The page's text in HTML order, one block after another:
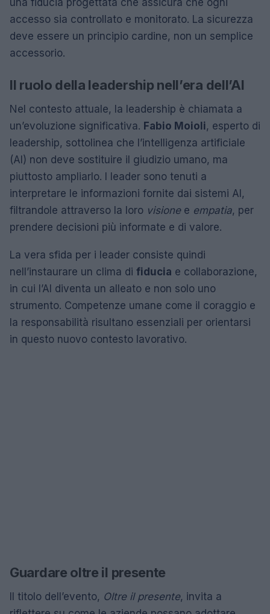
accesso sia controllato e monitorato. La sicurezza
deve essere un principio cardine, non un semplice
accessorio.
Il ruolo della leadership nell’era dell’AI
Nel contesto attuale, la leadership è chiamata a
un’evoluzione significativa. Fabio Moioli, esperto di
leadership, sottolinea che l’intelligenza artificiale
(AI) non deve sostituire il giudizio umano, ma
piuttosto ampliarlo. I leader sono tenuti a
interpretare le informazioni fornite dai sistemi AI,
filtrandole attraverso la loro visionee empatia, per
prendere decisioni più informate e di valore.
La vera sfida per i leader consiste quindi
nell’instaurare un clima di fiducia e collaborazione,
in cui l’AI diventa un alleato e non solo uno
strumento. Competenze umane come il coraggio e
la responsabilità risultano essenziali per orientarsi
in questo nuovo contesto lavorativo.
Guardare oltre il presente
Il titolo dell’evento, Oltre il presente, invita a